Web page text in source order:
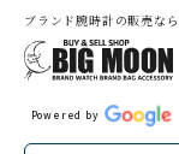
ブランド腕時計の販売な
Powered by